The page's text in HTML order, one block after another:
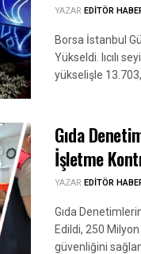
YAZAR EDITÖR
Borsa İstanbul
Yükseldi. lıcılı
yükselişle
Gıda
İşletme
YAZAR EDITÖR
Gıda
Edildi, 250 Milyon
güvenliğini